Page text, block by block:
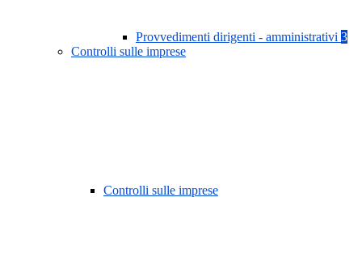
Provvedimenti dirigenti - amministrativi 3
Controlli sulle imprese
Controlli sulle imprese